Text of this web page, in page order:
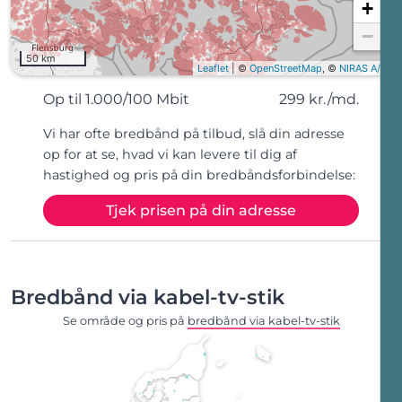
Op til 1.000/100 Mbit 299 kr./md.
Vi har ofte bredbånd på tilbud, slå din adresse
op for at se, hvad vi kan levere til dig af
hastighed og pris på din bredbåndsforbindelse:
Tjek prisen på din adresse
Bredbånd via kabel-tv-stik
Se område og pris på bredbånd via kabel-tv-stik